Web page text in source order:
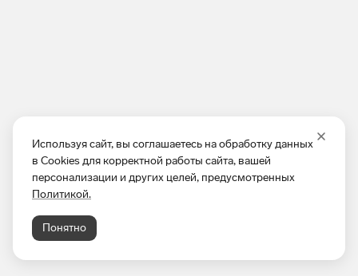
Используя сайт, вы соглашаетесь на обработку данных
в Cookies для корректной работы сайта, вашей
персонализации и других целей, предусмотренных
Политикой.
Понятно